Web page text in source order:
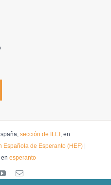
sección de ILEI , en
Española de Esperanto (HEF) |
esperanto